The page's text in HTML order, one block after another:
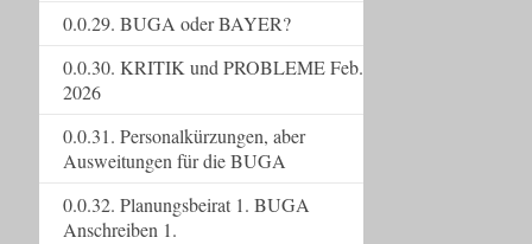
0.0.29. BUGA oder BAYER?
0.0.30. KRITIK und PROBLEME Feb.
2026
0.0.31. Personalkürzungen, aber
Ausweitungen für die BUGA
0.0.32. Planungsbeirat 1. BUGA
Anschreiben 1.